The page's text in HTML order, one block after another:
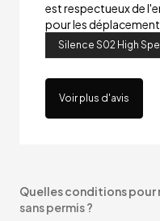
est respectueux de
pour les
Silence S02 High
Voir plus d'avis
Quelles conditions
sans permis ?